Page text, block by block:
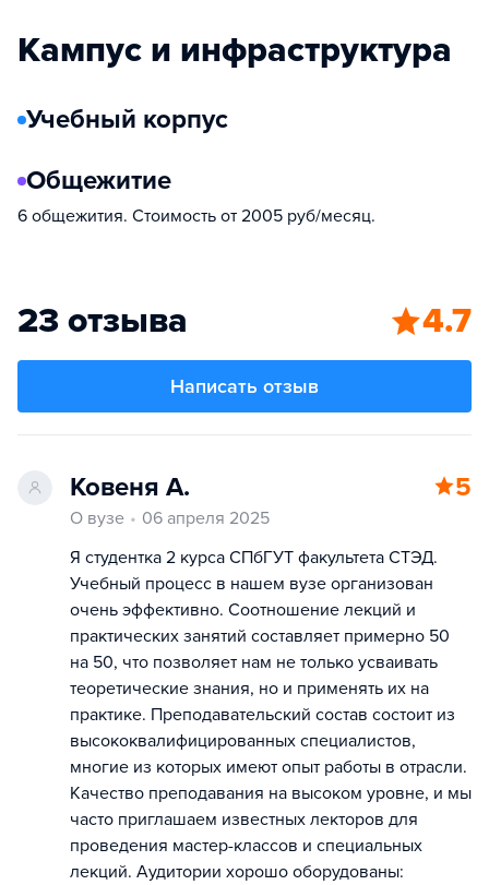
Кампус и инфраструктура
Учебный корпус
Общежитие
6 общежития. Стоимость от 2005 руб/месяц.
23 отзыва 4.7
Написать отзыв
Ковеня А. 5
О вузе
06 апреля 2025
Я студентка 2 курса СПбГУТ факультета СТЭД.
Учебный процесс в нашем вузе организован
очень эффективно. Соотношение лекций и
практических занятий составляет примерно 50
на 50, что позволяет нам не только усваивать
теоретические знания, но и применять их на
практике. Преподавательский состав состоит из
высококвалифицированных специалистов,
многие из которых имеют опыт работы в отрасли.
Качество преподавания на высоком уровне, и мы
часто приглашаем известных лекторов для
проведения мастер-классов и специальных
лекций. Аудитории хорошо оборудованы: